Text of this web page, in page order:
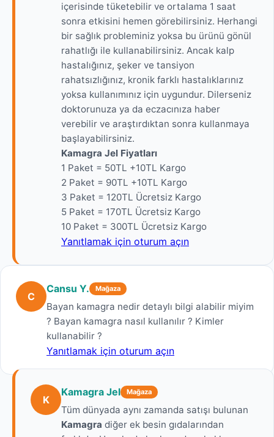
içerisinde tüketebilir ve ortalama 1 saat
sonra etkisini hemen görebilirsiniz. Herhangi
bir sağlık probleminiz yoksa bu ürünü gönül
rahatlığı ile kullanabilirsiniz. Ancak kalp
hastalığınız, şeker ve tansiyon
rahatsızlığınız, kronik farklı hastalıklarınız
yoksa kullanımınız için uygundur. Dilerseniz
doktorunuza ya da eczacınıza haber
verebilir ve araştırdıktan sonra kullanmaya
başlayabilirsiniz.
Kamagra Jel Fiyatları
1 Paket = 50TL +10TL Kargo
2 Paket = 90TL +10TL Kargo
3 Paket = 120TL Ücretsiz Kargo
5 Paket = 170TL Ücretsiz Kargo
10 Paket = 300TL Ücretsiz Kargo
Yanıtlamak için oturum açın
C
Cansu Y. Mağaza
Bayan kamagra nedir detaylı bilgi alabilir miyim
? Bayan kamagra nasıl kullanılır ? Kimler
kullanabilir ?
Yanıtlamak için oturum açın
K
Kamagra Jel Mağaza
Tüm dünyada aynı zamanda satışı bulunan
Kamagra diğer ek besin gıdalarından